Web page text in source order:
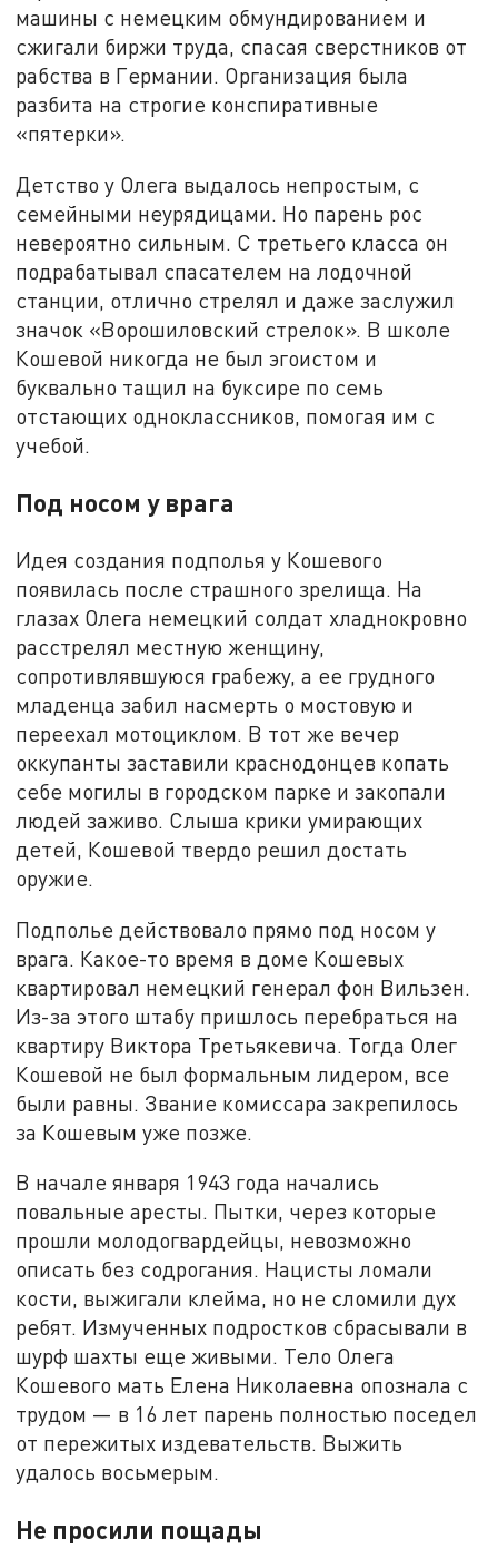
машины с немецким обмундированием и
сжигали биржи труда, спасая сверстников от
рабства в Германии. Организация была
разбита на строгие конспиративные
«пятерки».
Детство у Олега выдалось непростым, с
семейными неурядицами. Но парень рос
невероятно сильным. С третьего класса он
подрабатывал спасателем на лодочной
станции, отлично стрелял и даже заслужил
значок «Ворошиловский стрелок». В школе
Кошевой никогда не был эгоистом и
буквально тащил на буксире по семь
отстающих одноклассников, помогая им с
учебой.
Под носом у врага
Идея создания подполья у Кошевого
появилась после страшного зрелища. На
глазах Олега немецкий солдат хладнокровно
расстрелял местную женщину,
сопротивлявшуюся грабежу, а ее грудного
младенца забил насмерть о мостовую и
переехал мотоциклом. В тот же вечер
оккупанты заставили краснодонцев копать
себе могилы в городском парке и закопали
людей заживо. Слыша крики умирающих
детей, Кошевой твердо решил достать
оружие.
Подполье действовало прямо под носом у
врага. Какое-то время в доме Кошевых
квартировал немецкий генерал фон Вильзен.
Из-за этого штабу пришлось перебраться на
квартиру Виктора Третьякевича. Тогда Олег
Кошевой не был формальным лидером, все
были равны. Звание комиссара закрепилось
за Кошевым уже позже.
В начале января 1943 года начались
повальные аресты. Пытки, через которые
прошли молодогвардейцы, невозможно
описать без содрогания. Нацисты ломали
кости, выжигали клейма, но не сломили дух
ребят. Измученных подростков сбрасывали в
шурф шахты еще живыми. Тело Олега
Кошевого мать Елена Николаевна опознала с
трудом — в 16 лет парень полностью поседел
от пережитых издевательств. Выжить
удалось восьмерым.
Не просили пощады